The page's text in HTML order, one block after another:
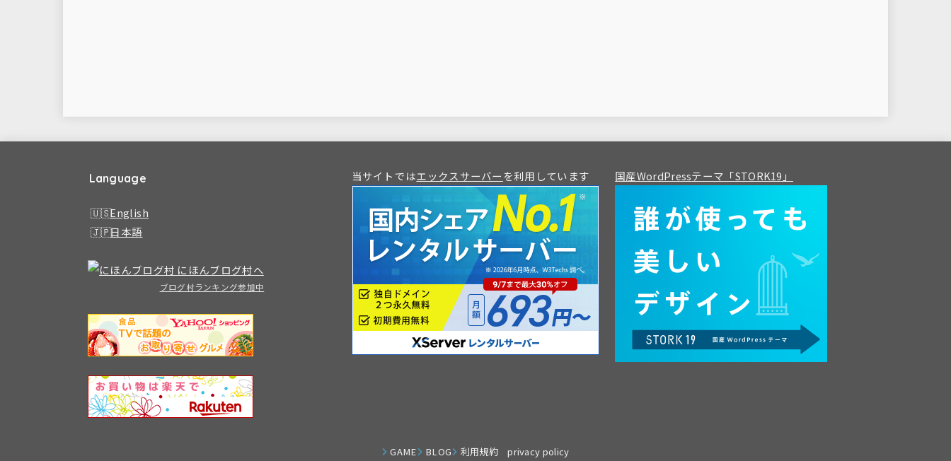
Language
English
日本語
ブログ村ランキング参加中
当サイトではエックスサーバー を利用しています 国産WordPressテーマ「STORK19」
GAME BLOG 利用規約 privacy policy